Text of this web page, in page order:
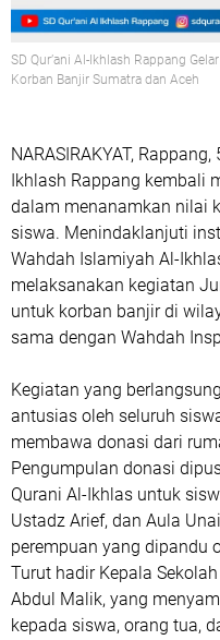
SD Qur’ani Al-Ikhlash Rappang
Korban Banjir Sumatra dan Aceh
NARASIRAKYAT,
Ikhlash Rappang kembali
dalam menanamkan nilai
siswa. Menindaklanjuti
Wahdah Islamiyah Al-
melaksanakan kegiatan
untuk korban banjir di
sama dengan Wahdah
Kegiatan yang
antusias oleh seluruh
membawa donasi dari
Pengumpulan donasi
Qurani Al-Ikhlas untuk
Ustadz Arief, dan Aula
perempuan yang dipandu
Turut hadir Kepala Sekolah
Abdul Malik, yang
kepada siswa, orang tua,